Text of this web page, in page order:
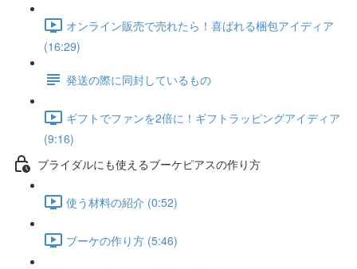
オンライン販売で売れたら！喜ばれる梱包アイディア
(16:29)
発送の際に同封しているもの
ギフトでファンを2倍に！ギフトラッピングアイディア
(9:16)
ブライダルにも使えるブーケピアスの作り方
使う材料の紹介 (0:52)
ブーケの作り方 (5:46)